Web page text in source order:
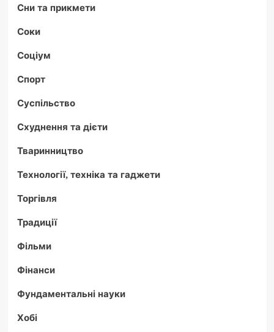
Сни та прикмети
Соки
Соціум
Спорт
Суспільство
Схуднення та дієти
Тваринництво
Технології, техніка та гаджети
Торгівля
Традиції
Фільми
Фінанси
Фундаментальні науки
Хобі